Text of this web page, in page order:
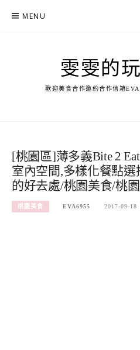
MENU
雯雯的
歡迎美食合作邀約合作信箱
[桃園區]薄多義Bite 2
室內空間,多樣化餐點
的好去處/桃園美食/桃
桃園美食 EVA6955 2017-09-18